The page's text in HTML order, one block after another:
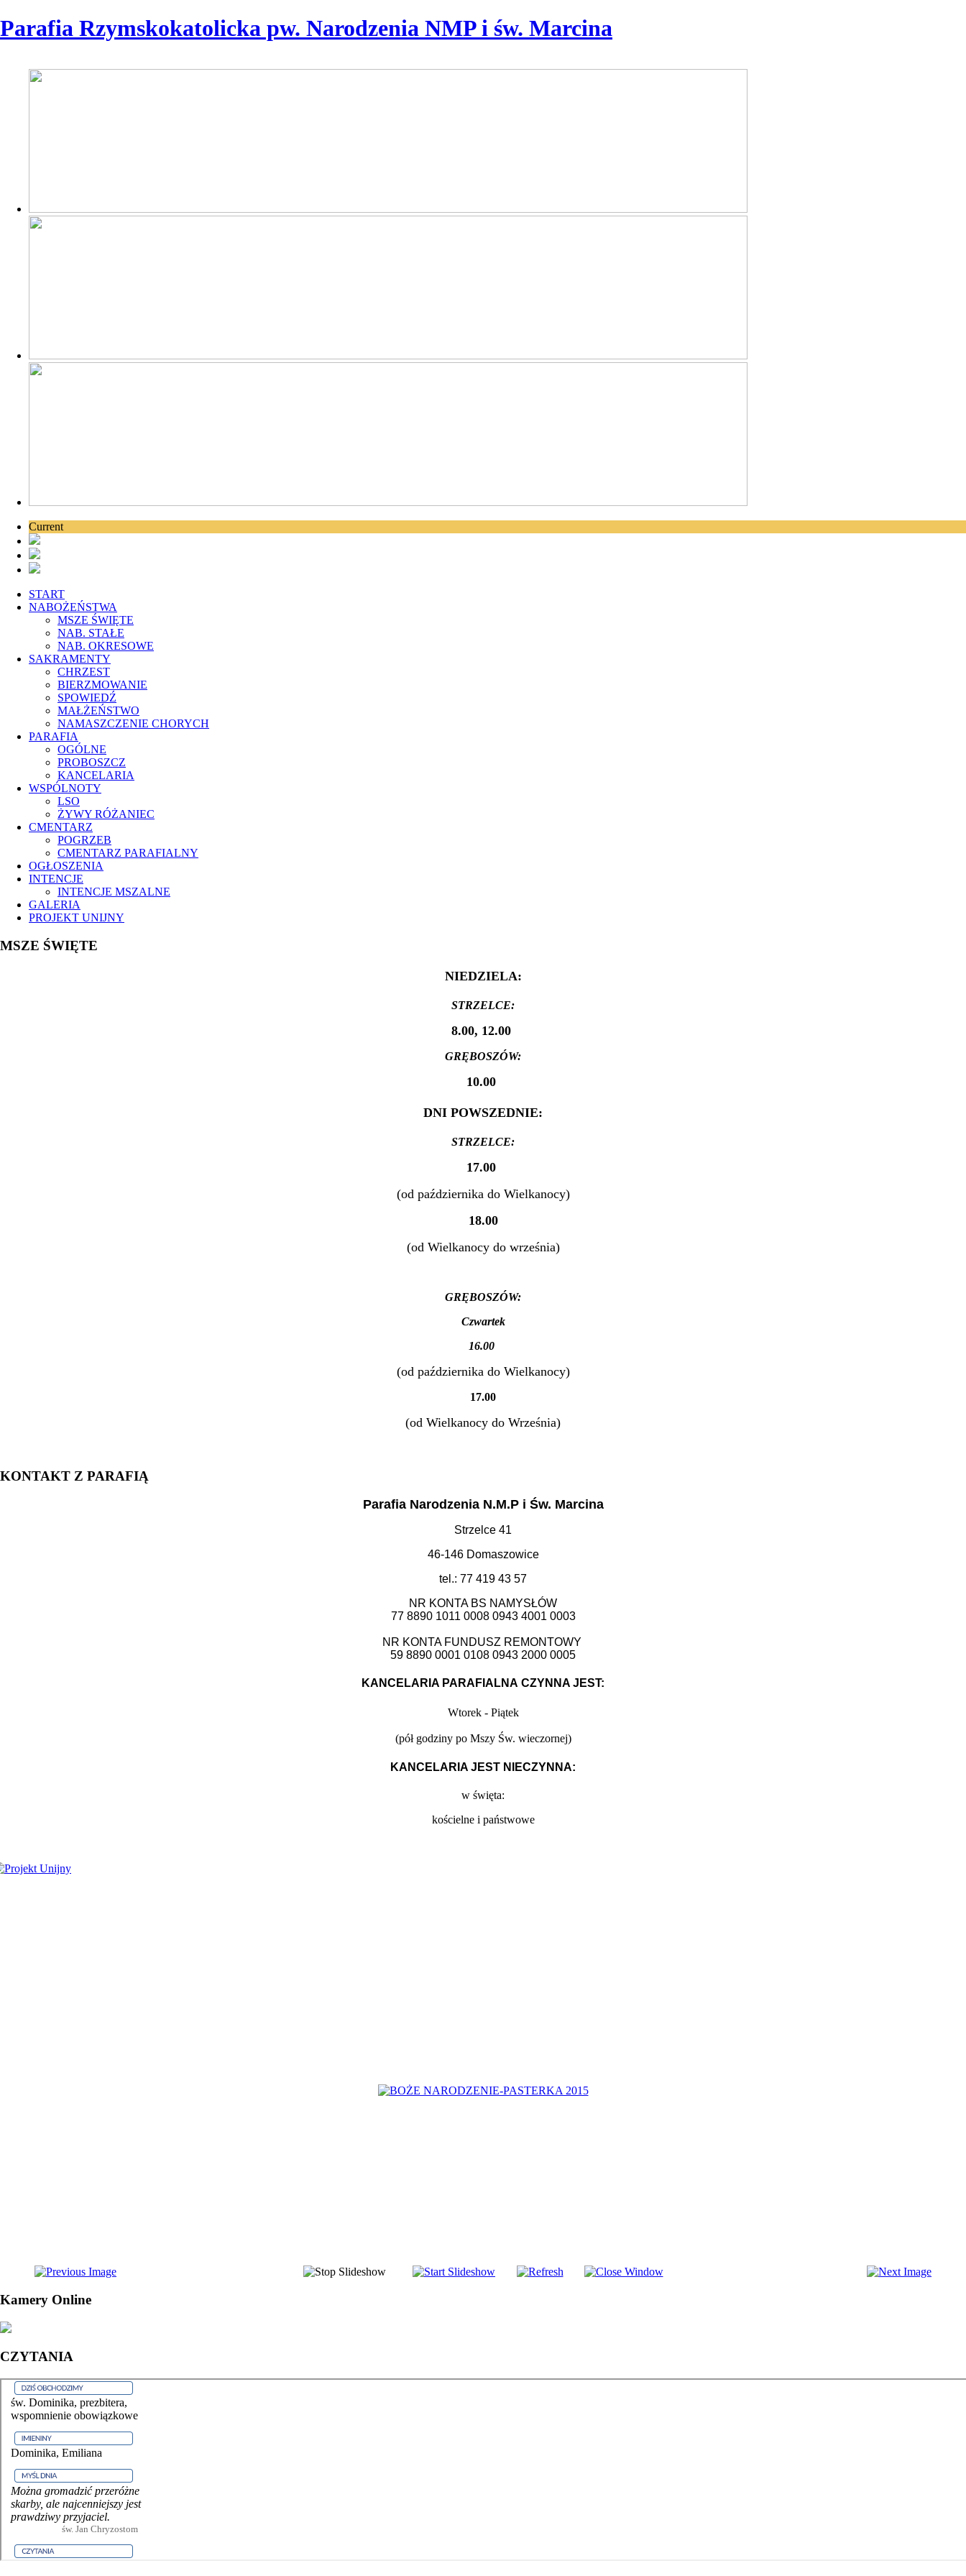
Parafia Rzymskokatolicka pw. Narodzenia NMP i św. Marcina
Current
START
NABOŻEŃSTWA
MSZE ŚWIĘTE
NAB. STAŁE
NAB. OKRESOWE
SAKRAMENTY
CHRZEST
BIERZMOWANIE
SPOWIEDŹ
MAŁŻEŃSTWO
NAMASZCZENIE CHORYCH
PARAFIA
OGÓLNE
PROBOSZCZ
KANCELARIA
WSPÓLNOTY
LSO
ŻYWY RÓŻANIEC
CMENTARZ
POGRZEB
CMENTARZ PARAFIALNY
OGŁOSZENIA
INTENCJE
INTENCJE MSZALNE
GALERIA
PROJEKT UNIJNY
MSZE ŚWIĘTE
NIEDZIELA:
STRZELCE:
8.00, 12.00
GRĘBOSZÓW:
10.00
DNI POWSZEDNIE:
STRZELCE:
17.00
(od października do Wielkanocy)
18.00
(od Wielkanocy do września)
GRĘBOSZÓW:
Czwartek
16.00
(od października do Wielkanocy)
17.00
(od Wielkanocy do Września)
KONTAKT Z PARAFIĄ
Parafia Narodzenia N.M.P i Św. Marcina
Strzelce 41
46-146 Domaszowice
tel.: 77 419 43 57
NR KONTA BS NAMYSŁÓW
77 8890 1011 0008 0943 4001 0003
NR KONTA FUNDUSZ REMONTOWY
59 8890 0001 0108 0943 2000 0005
KANCELARIA PARAFIALNA CZYNNA JEST:
Wtorek - Piątek
(pół godziny po Mszy Św. wieczornej)
KANCELARIA JEST NIECZYNNA:
w święta:
kościelne i państwowe
Kamery Online
CZYTANIA